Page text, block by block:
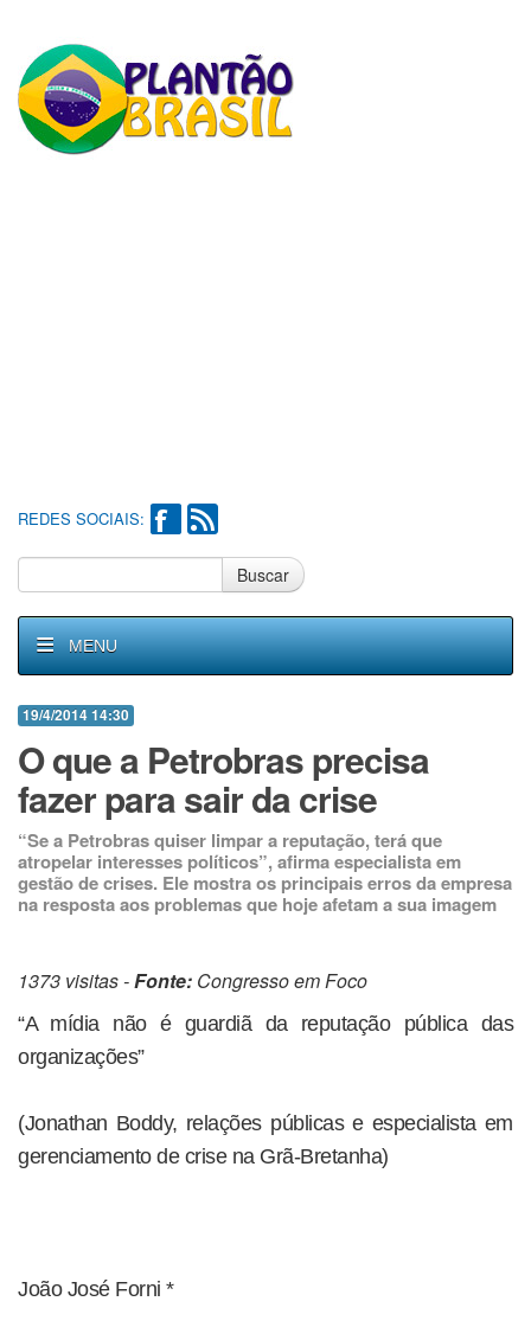
REDES SOCIAIS:
Buscar
MENU
19/4/2014 14:30
O que a Petrobras precisa
fazer para sair da crise
“Se a Petrobras quiser limpar a reputação, terá que
atropelar interesses políticos”, afirma especialista em
gestão de crises. Ele mostra os principais erros da empresa
na resposta aos problemas que hoje afetam a sua imagem
1373 visitas -Fonte: Congresso em Foco
“A mídia não é guardiã da reputação pública das
organizações”
(Jonathan Boddy, relações públicas e especialista em
gerenciamento de crise na Grã-Bretanha)
João José Forni *